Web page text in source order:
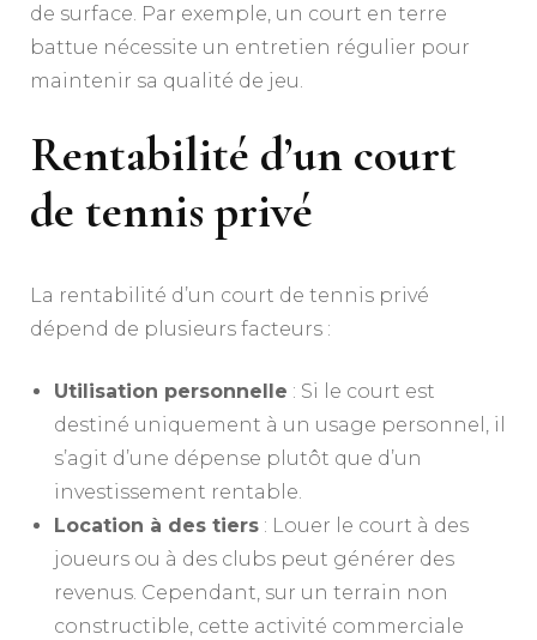
de surface. Par exemple, un court en terre
battue nécessite un entretien régulier pour
maintenir sa qualité de jeu.
Rentabilité d’un court
de tennis privé
La rentabilité d’un court de tennis privé
dépend de plusieurs facteurs :
Utilisation personnelle : Si le court est
destiné uniquement à un usage personnel, il
s’agit d’une dépense plutôt que d’un
investissement rentable.
Location à des tiers : Louer le court à des
joueurs ou à des clubs peut générer des
revenus. Cependant, sur un terrain non
constructible, cette activité commerciale